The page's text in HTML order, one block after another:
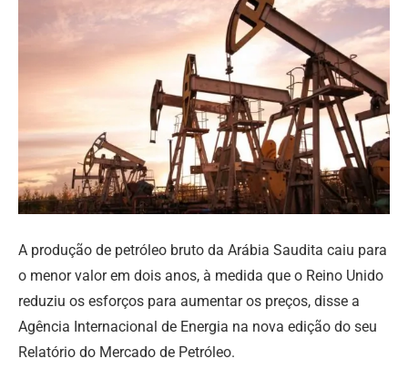
A produção de petróleo bruto da Arábia Saudita caiu para
o menor valor em dois anos, à medida que o Reino Unido
reduziu os esforços para aumentar os preços, disse a
Agência Internacional de Energia na nova edição do seu
Relatório do Mercado de Petróleo.